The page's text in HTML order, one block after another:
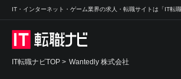
IT・インターネット・ゲーム業界の求人・転職サイトは「IT転職
IT転職ナビTOP > Wantedly 株式会社